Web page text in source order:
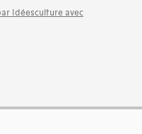
Idéesculture avec